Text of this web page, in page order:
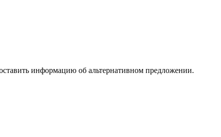
информацию об альтернативном предложении.